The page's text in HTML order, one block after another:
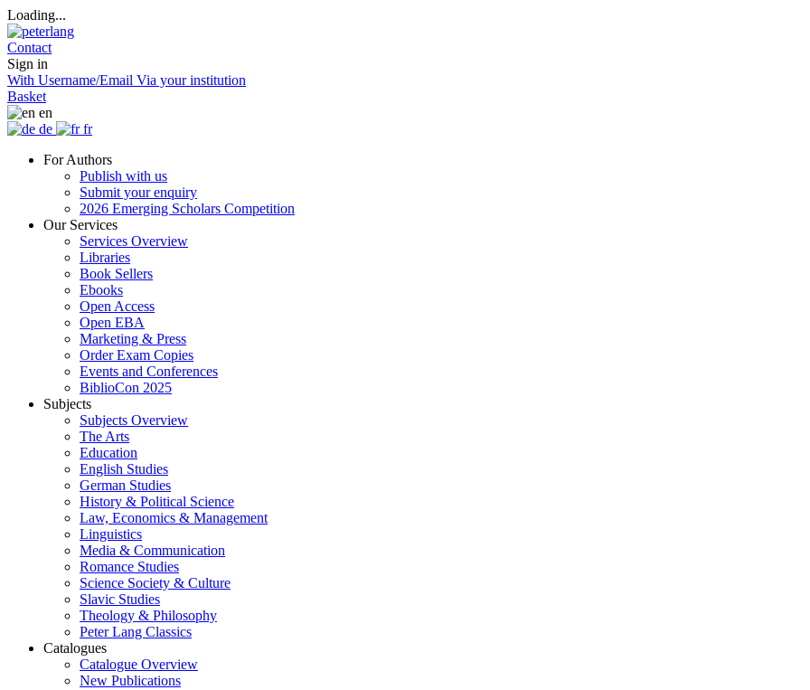
Loading...
Contact
Sign in
With Username/Email Via your institution
Basket
en
de
fr
For Authors
Publish with us
Submit your enquiry
2026 Emerging Scholars Competition
Our Services
Services Overview
Libraries
Book Sellers
Ebooks
Open Access
Open EBA
Marketing & Press
Order Exam Copies
Events and Conferences
BiblioCon 2025
Subjects
Subjects Overview
The Arts
Education
English Studies
German Studies
History & Political Science
Law, Economics & Management
Linguistics
Media & Communication
Romance Studies
Science Society & Culture
Slavic Studies
Theology & Philosophy
Peter Lang Classics
Catalogues
Catalogue Overview
New Publications